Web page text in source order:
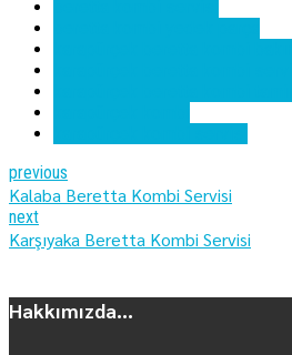
previous
Kalaba Beretta Kombi Servisi
next
Karşıyaka Beretta Kombi Servisi
Hakkımızda...